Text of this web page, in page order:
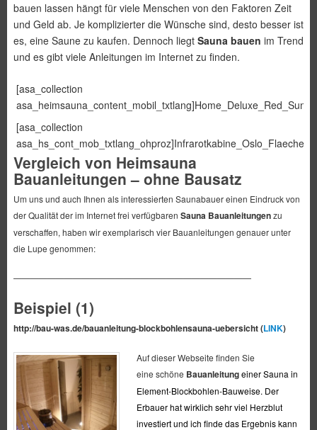
bauen lassen hängt für viele Menschen von den Faktoren Zeit
und Geld ab. Je komplizierter die Wünsche sind, desto besser ist
es, eine Saune zu kaufen. Dennoch liegt Sauna bauen im Trend
und es gibt viele Anleitungen im Internet zu finden.
[asa_collection
[asa_collection
Vergleich von Heimsauna
Bauanleitungen – ohne Bausatz
Um uns und auch Ihnen als interessierten Saunabauer einen Eindruck von
der Qualität der im Internet frei verfügbaren Sauna Bauanleitungenzu
verschaffen, haben wir exemplarisch vier Bauanleitungen genauer unter
die Lupe genommen:
————————————————————————————
Beispiel (1)
http://bau-was.de/bauanleitung-blockbohlensauna-uebersicht (LINK)
Auf dieser Webseite finden Sie
eine schöne Bauanleitung einer Sauna in
Element-Blockbohlen-Bauweise. Der
Erbauer hat wirklich sehr viel Herzblut
investiert und ich finde das Ergebnis kann